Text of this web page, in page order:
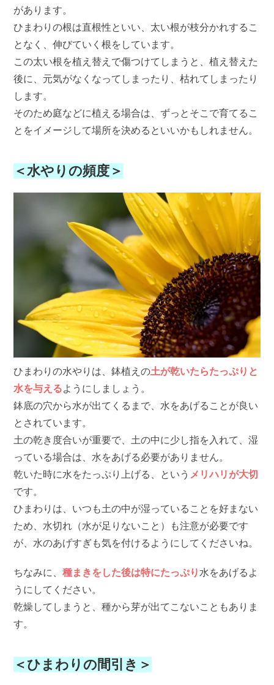
があります。
ひまわりの根は直根性といい、太い根が枝分かれするこ
となく、伸びていく根をしています。
この太い根を植え替えで傷つけてしまうと、植え替えた
後に、元気がなくなってしまったり、枯れてしまったり
します。
そのため庭などに植える場合は、ずっとそこで育てるこ
とをイメージして場所を決めるといいかもしれません。
＜水やりの頻度＞
ひまわりの水やりは、鉢植えの土が乾いたらたっぷりと
水を与えるようにしましょう。
鉢底の穴から水が出てくるまで、水をあげることが良い
とされています。
土の乾き度合いが重要で、土の中に少し指を入れて、湿
っている場合は、水をあげる必要がありません。
乾いた時に水をたっぷり上げる、という メリハリが大切
です。
ひまわりは、いつも土の中が湿っていることを好まない
ため、水切れ（水が足りないこと）も注意が必要です
が、水のあげすぎも気を付けるようにしてくださいね。
ちなみに、種まきをした後は特にたっぷり 水をあげるよ
うにしてください。
乾燥してしまうと、種から芽が出てこないこともありま
す。
＜ひまわりの間引き＞